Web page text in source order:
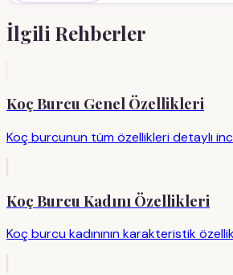
İlgili Rehberler
Koç Burcu Genel Özellikleri
Koç burcunun tüm özellikleri detaylı
Koç Burcu Kadını Özellikleri
Koç burcu kadınının karakteristik